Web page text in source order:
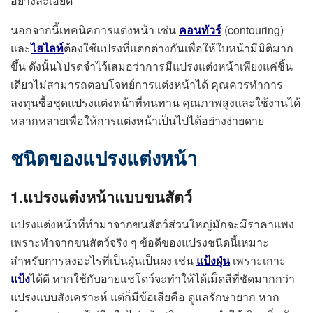
นอกจากนี้เทคนิคการแต่งหน้า เช่น คอนทัวร์ (contouring)
และไฮไลท์ต้องใช้แปรงที่แตกต่างกันเพื่อให้ใบหน้ามีมิติมาก
ขึ้น ดังนั้นโปรดจำไว้เสมอว่าการมีแปรงแต่งหน้าเพียงแค่ชิ้น
เดียวไม่สามารถตอบโจทย์การแต่งหน้าได้ คุณควรทำการ
ลงทุนซื้อชุดแปรงแต่งหน้าที่ทนทาน คุณภาพสูงและใช้งานได้
หลากหลายเพื่อให้การแต่งหน้าเป็นไปได้อย่างง่ายดาย
ชนิดของแปรงแต่งหน้า
1.แปรงแต่งหน้าแบบขนสัตว์
แปรงแต่งหน้าที่ทำมาจากขนสัตว์ส่วนใหญ่มักจะมีราคาแพง
เพราะทำจากขนสัตว์จริง ๆ ข้อดีของแปรงชนิดนี้เหมาะ
สำหรับการลงอะไรที่เป็นฝุ่นเป็นผง เช่น แป้งฝุ่นเพราะเกาะ
แป้งได้ดี หากใช้กับอายแชโดว์จะทำให้ได้เม็ดสีที่ชัดมากกว่า
แปรงแบบสังเคราะห์ แต่ก็มีข้อเสียคือ ดูแลรักษายาก หาก